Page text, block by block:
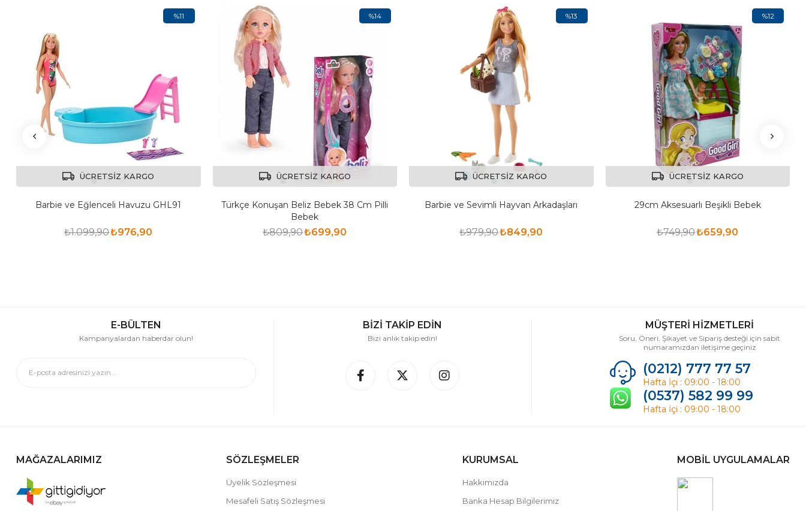
Barbie ve Eğlenceli Havuzu GHL91
₺976,90
₺1.099,90
%11
ÜCRETSIZ KARGO
Türkçe Konuşan Beliz Bebek 38 Cm Pilli
Bebek
₺699,90
₺809,90
%14
ÜCRETSIZ KARGO
Barbie ve Sevimli Hayvan Arkadaşları
₺849,90
₺979,90
%13
ÜCRETSIZ KARGO
29cm Aksesuarlı Beşikli Bebek
₺659,90
₺749,90
%12
ÜCRETSIZ KARGO
E-BÜLTEN
Kampanyalardan haberdar olun!
BİZİ TAKİP EDİN
Bizi anlık takip edin!
MÜŞTERİ HİZMETLERİ
Soru, Öneri, Şikayet ve Sipariş desteği için sabit
numaramızdan iletişime geçiniz
(0212) 777 77 57
Hafta İçi : 09:00 - 18:00
(0537) 582 99 99
Hafta İçi : 09:00 - 18:00
MAĞAZALARIMIZ SÖZLEŞMELER
Üyelik Sözleşmesi
Mesafeli Satış Sözleşmesi
KURUMSAL
Hakkımızda
Banka Hesap Bilgilerimiz
MOBİL UYGULAMALAR